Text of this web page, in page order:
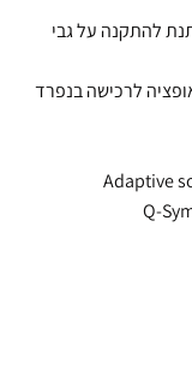
להתקנה על גבי